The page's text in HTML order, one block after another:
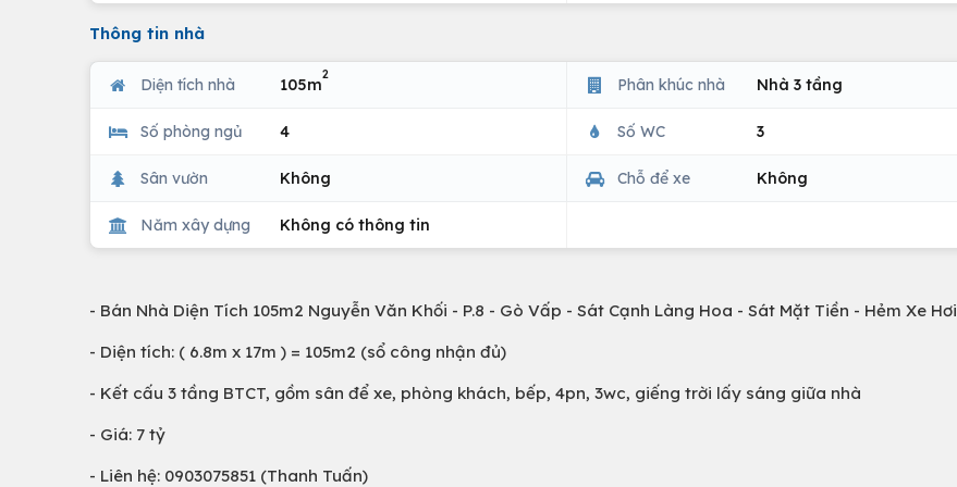
Thông tin nhà
Diện tích nhà 105m
2
Phân khúc nhà Nhà 3 tầng
Số phòng ngủ 4 Số WC 3
Sân vườn Không Chỗ để xe Không
Năm xây dựng Không có thông tin
- Bán Nhà Diện Tích 105m2 Nguyễn Văn Khối - P.8 - Gò Vấp - Sát Cạnh Làng Hoa - Sát Mặt Tiền - Hẻm Xe Hơi
- Diện tích: ( 6.8m x 17m ) = 105m2 (sổ công nhận đủ)
- Kết cấu 3 tầng BTCT, gồm sân để xe, phòng khách, bếp, 4pn, 3wc, giếng trời lấy sáng giữa nhà
- Giá: 7 tỷ
- Liên hệ: 0903075851 (Thanh Tuấn)